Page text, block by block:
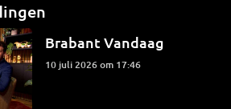
Brabant Vandaag
10 juli 2026 om 17:46